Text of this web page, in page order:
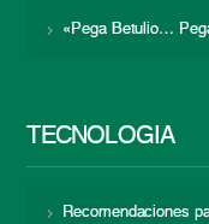
«Pega Betulio…
TECNOLOGÍA
Recomendaciones